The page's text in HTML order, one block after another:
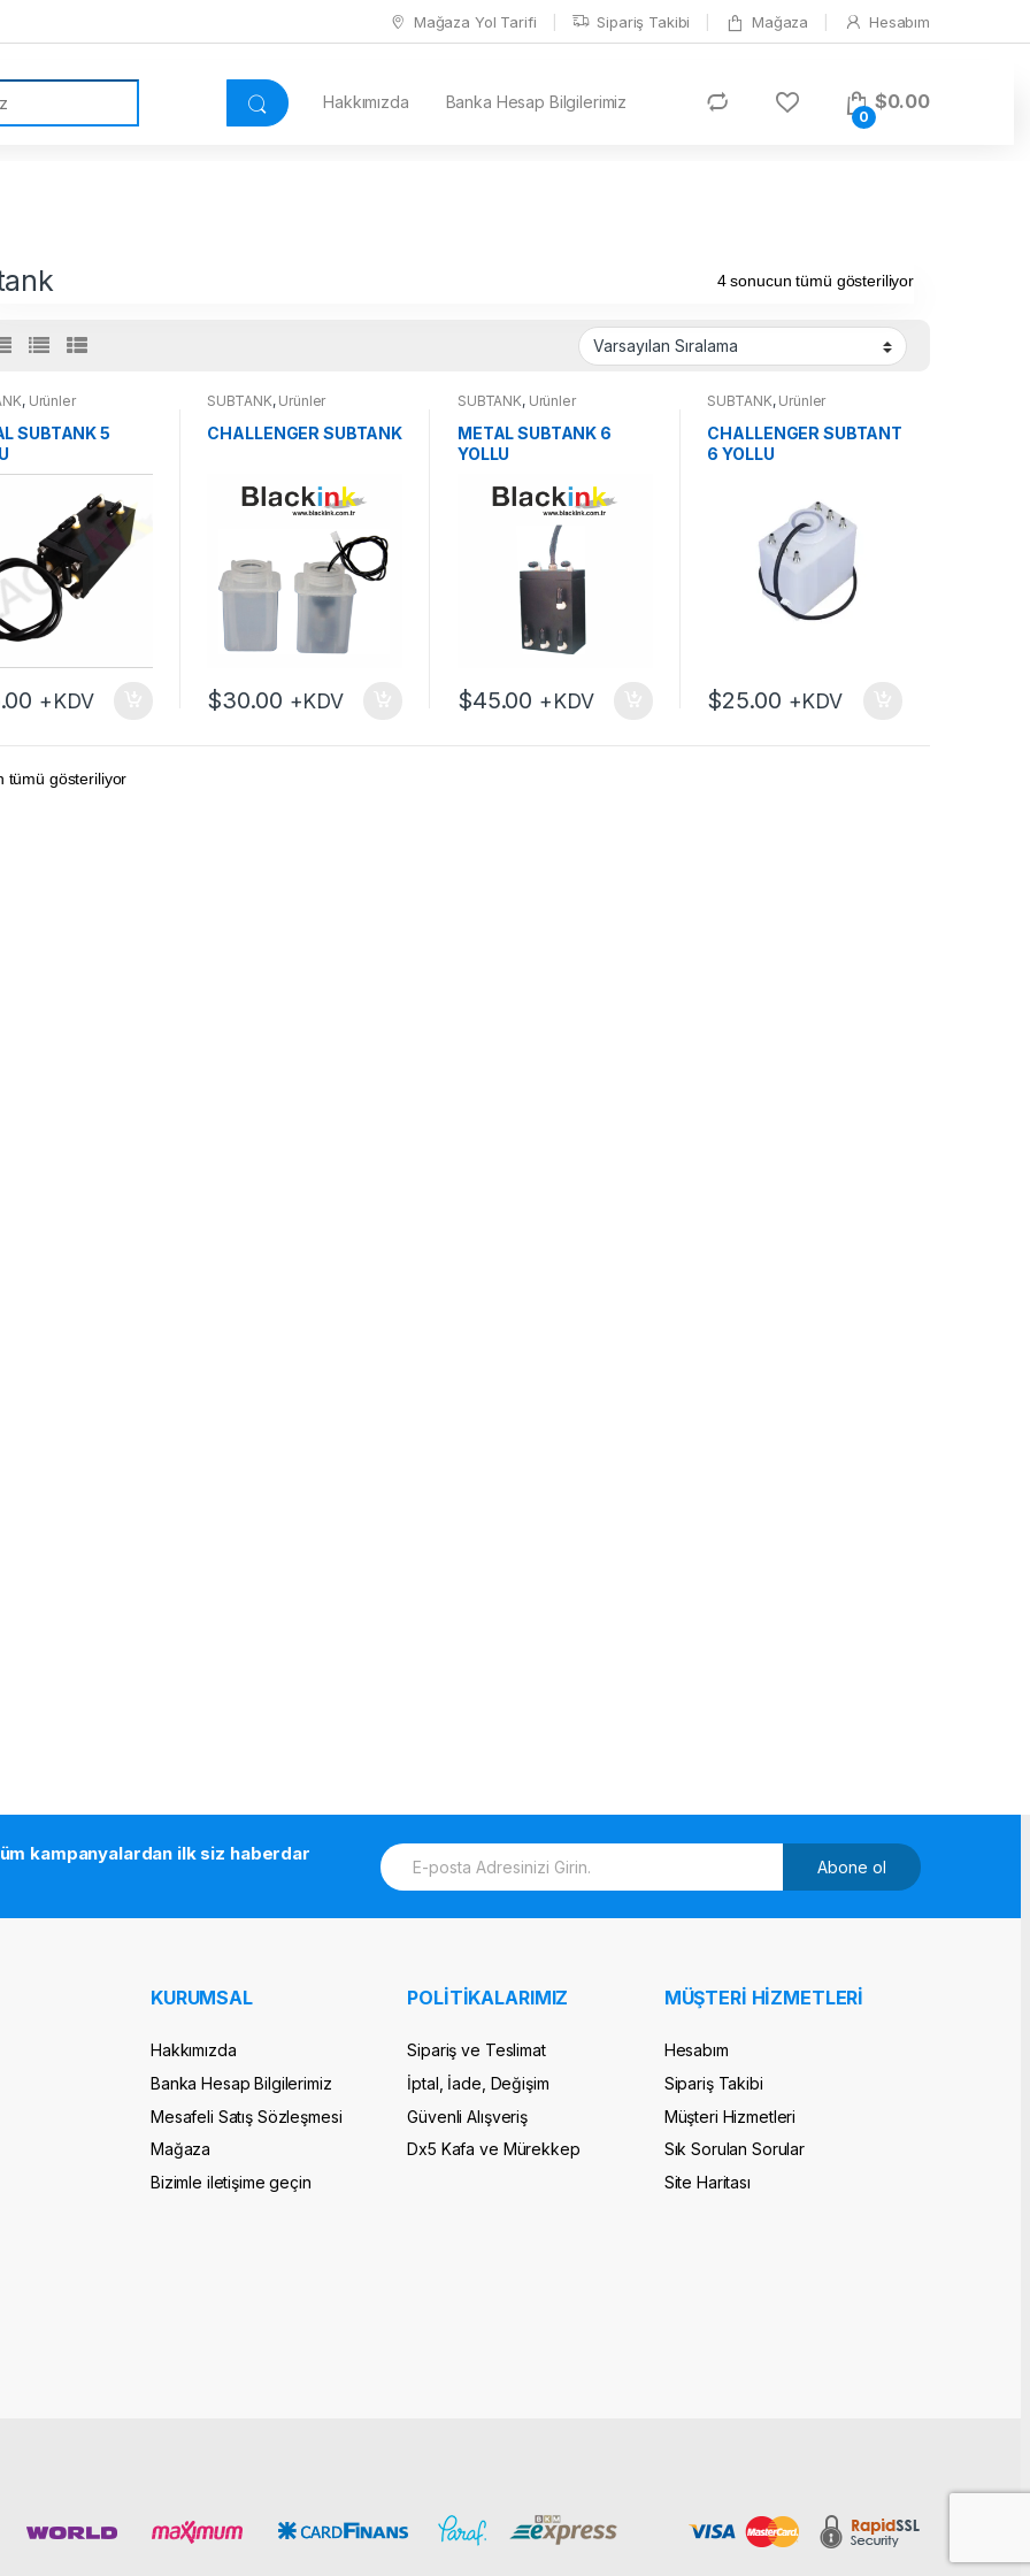
Mağaza Yol Tarifi Sipariş Takibi Mağaza Hesabım
Hakkımızda Banka Hesap Bilgilerimiz
0
$0.00
4 sonucun tümü gösteriliyor
, Ürünler
SUBTANK 5
+KDV
SUBTANK, Ürünler
CHALLENGER SUBTANK
$30.00 +KDV
SUBTANK, Ürünler
METAL SUBTANK 6
YOLLU
$45.00 +KDV
SUBTANK, Ürünler
CHALLENGER SUBTANT
6 YOLLU
$25.00 +KDV
tümü gösteriliyor
kampanyalardan ilk siz haberdar
E
m
i
Abone ol
KURUMSAL
Hakkımızda
Banka Hesap Bilgilerimiz
Mesafeli Satış Sözleşmesi
Mağaza
Bizimle iletişime geçin
POLİTİKALARIMIZ
Sipariş ve Teslimat
İptal, İade, Değişim
Güvenli Alışveriş
Dx5 Kafa ve Mürekkep
MÜŞTERİ HİZMETLERİ
Hesabım
Sipariş Takibi
Müşteri Hizmetleri
Sık Sorulan Sorular
Site Haritası